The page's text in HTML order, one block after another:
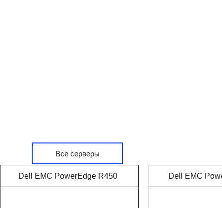
Все серверы
Dell EMC PowerEdge R450 Dell EMC